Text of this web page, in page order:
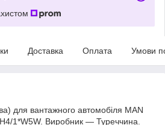
Доставка Оплата Умови
для вантажного автомобіля MAN
1*W5W. Виробник — Туреччина.